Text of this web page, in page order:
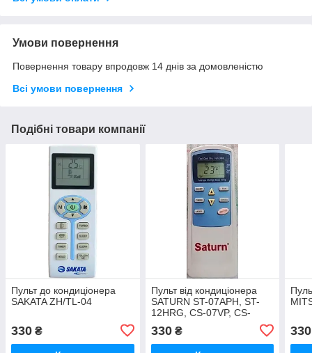
Умови повернення
Повернення товару впродовж 14 днів за домовленістю
Всі умови повернення
Подібні товари компанії
Пульт до кондиціонера
SAKATA ZH/TL-04
330 ₴
Пульт від кондиціонера
SATURN ST-07APH, ST-
12HRG, CS-07VP, CS-
330₴ 330